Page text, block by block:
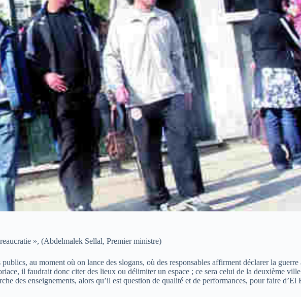
», (Abdelmalek Sellal, Premier ministre)
au moment où on lance des slogans, où des responsables affirment déclarer la
il faudrait donc citer des lieux ou délimiter un espace ; ce sera celui de la deuxième
des enseignements, alors qu’il est question de qualité et de performances, pour faire